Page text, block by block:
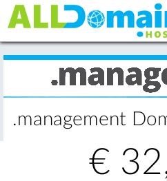
.management
€